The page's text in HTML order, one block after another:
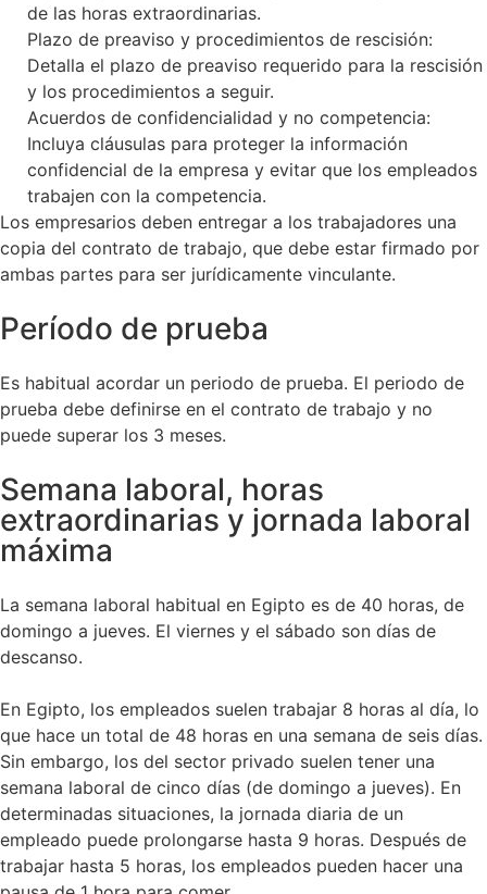
de las horas extraordinarias.
Plazo de preaviso y procedimientos de rescisión:
Detalla el plazo de preaviso requerido para la rescisión
y los procedimientos a seguir.
Acuerdos de confidencialidad y no competencia:
Incluya cláusulas para proteger la información
confidencial de la empresa y evitar que los empleados
trabajen con la competencia.
Los empresarios deben entregar a los trabajadores una
copia del contrato de trabajo, que debe estar firmado por
ambas partes para ser jurídicamente vinculante.
Período de prueba
Es habitual acordar un periodo de prueba. El periodo de
prueba debe definirse en el contrato de trabajo y no
puede superar los 3 meses.
Semana laboral, horas
extraordinarias y jornada laboral
máxima
La semana laboral habitual en Egipto es de 40 horas, de
domingo a jueves. El viernes y el sábado son días de
descanso.
En Egipto, los empleados suelen trabajar 8 horas al día, lo
que hace un total de 48 horas en una semana de seis días.
Sin embargo, los del sector privado suelen tener una
semana laboral de cinco días (de domingo a jueves). En
determinadas situaciones, la jornada diaria de un
empleado puede prolongarse hasta 9 horas. Después de
trabajar hasta 5 horas, los empleados pueden hacer una